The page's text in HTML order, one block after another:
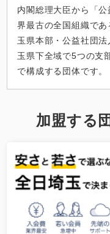
内閣総理大臣から「
界最古の全国組織で
玉県本部・公益社団
玉県下全域で5つの支
で構成する団体です。
加盟する